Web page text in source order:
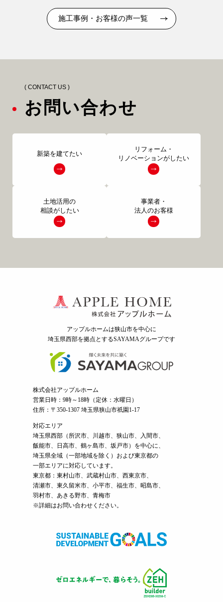
施工事例・お客様の声一覧
( CONTACT US )
お問い合わせ
新築を建てたい
リフォーム・
リノベーションがしたい
土地活用の
相談がしたい
事業者・
法人のお客様
アップルホームは狭山市を中心に
埼玉県西部を拠点とするSAYAMAグループです
株式会社アップルホーム
営業日時：9時～18時（定休：水曜日）
住所：〒350-1307 埼玉県狭山市祇園1-17
対応エリア
埼玉県西部（ 所沢市、 川越市、狭山市、入間市、
飯能市、日高市、鶴ヶ島市、坂戸市）を中心に、
埼玉県全域（一部地域を除く）および東京都の
一部エリアに対応しています。
東京都：東村山市、武蔵村山市、西東京市、
清瀬市、東久留米市、小平市、福生市、昭島市、
羽村市、あきる野市、青梅市
※詳細はお問い合わせください。